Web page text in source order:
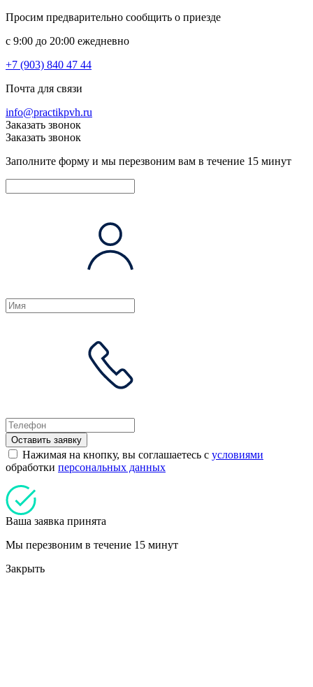
Просим предварительно сообщить о приезде
c 9:00 до 20:00 ежедневно
+7 (903) 840 47 44
Почта для связи
info@practikpvh.ru
Заказать звонок
Заказать звонок
Заполните форму и мы перезвоним вам в течение 15 минут
Оставить заявку
Нажимая на кнопку, вы соглашаетесь с условиями
обработки персональных данных
Ваша заявка принята
Мы перезвоним в течение 15 минут
Закрыть